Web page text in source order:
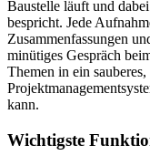
Baustelle läuft und
bespricht. Jede
Zusammenfassungen
minütiges Gespräch
Themen in ein
kann.
Wichtigste